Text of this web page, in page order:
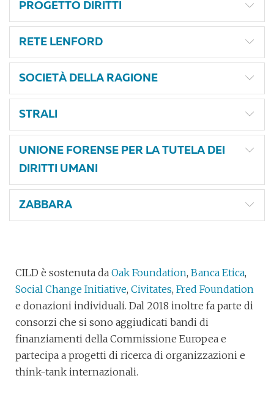
PROGETTO DIRITTI
RETE LENFORD
SOCIETÀ DELLA RAGIONE
STRALI
UNIONE FORENSE PER LA TUTELA DEI
DIRITTI UMANI
ZABBARA
CILD è sostenuta daOak Foundation,Banca Etica,
Social Change Initiative,Civitates,Fred Foundation
e donazioni individuali. Dal 2018 inoltre fa parte di
consorzi che si sono aggiudicati bandi di
finanziamenti della Commissione Europea e
partecipa a progetti di ricerca di organizzazioni e
think-tank internazionali.